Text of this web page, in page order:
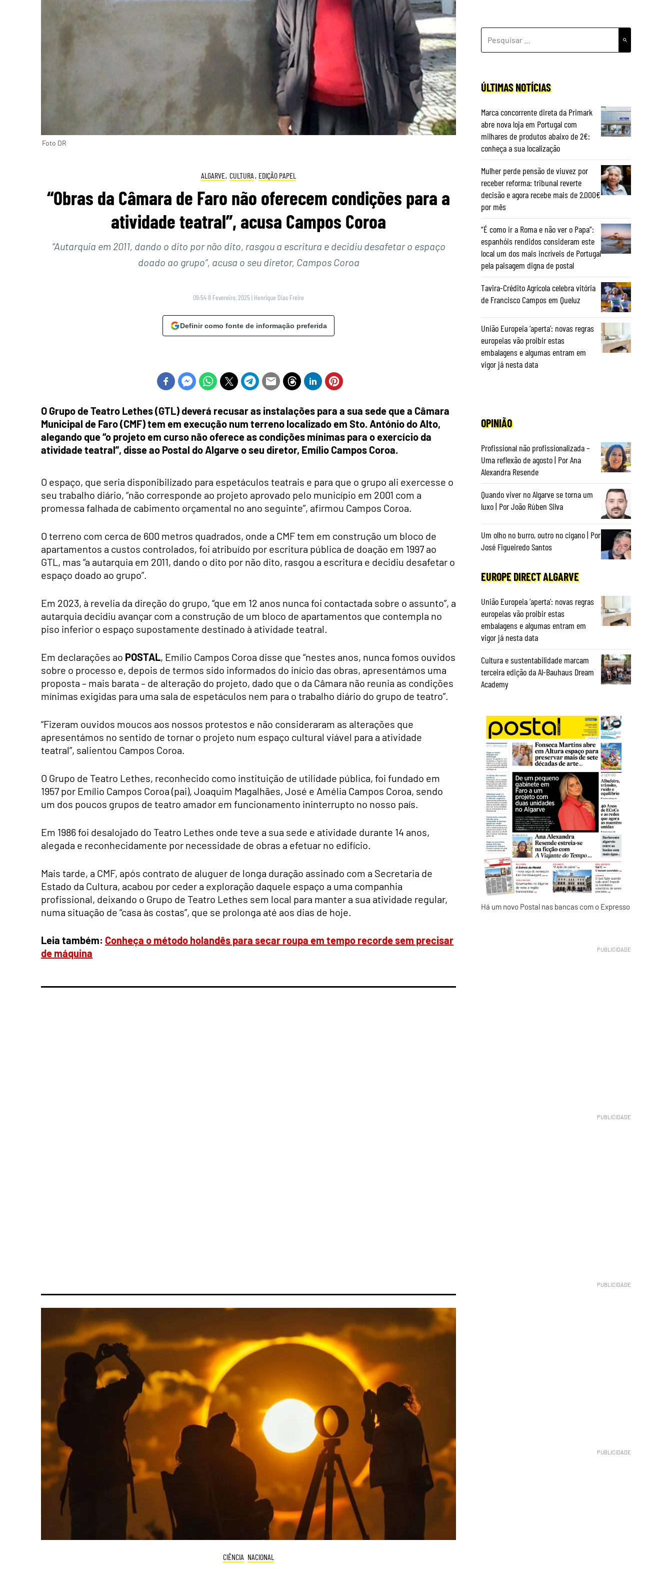
Foto DR
ALGARVE, CULTURA , EDIÇÃO PAPEL
“Obras da Câmara de Faro não oferecem condições para a
atividade teatral”, acusa Campos Coroa
“Autarquia em 2011, dando o dito por não dito, rasgou a escritura e decidiu desafetar o espaço
doado ao grupo”, acusa o seu diretor, Campos Coroa
09:54 8 Fevereiro, 2025 | Henrique Dias Freire
Definir como fonte de informação preferida
O Grupo de Teatro Lethes (GTL) deverá recusar as instalações para a sua sede que a Câmara
Municipal de Faro (CMF) tem em execução num terreno localizado em Sto. António do Alto,
alegando que “o projeto em curso não oferece as condições mínimas para o exercício da
atividade teatral”, disse ao Postal do Algarve o seu diretor, Emílio Campos Coroa.
O espaço, que seria disponibilizado para espetáculos teatrais e para que o grupo ali exercesse o
seu trabalho diário, “não corresponde ao projeto aprovado pelo município em 2001 com a
promessa falhada de cabimento orçamental no ano seguinte”, afirmou Campos Coroa.
O terreno com cerca de 600 metros quadrados, onde a CMF tem em construção um bloco de
apartamentos a custos controlados, foi atribuído por escritura pública de doação em 1997 ao
GTL, mas “a autarquia em 2011, dando o dito por não dito, rasgou a escritura e decidiu desafetar o
espaço doado ao grupo”.
Em 2023, à revelia da direção do grupo, “que em 12 anos nunca foi contactada sobre o assunto”, a
autarquia decidiu avançar com a construção de um bloco de apartamentos que contempla no
piso inferior o espaço supostamente destinado à atividade teatral.
Em declarações ao POSTAL, Emílio Campos Coroa disse que “nestes anos, nunca fomos ouvidos
sobre o processo e, depois de termos sido informados do início das obras, apresentámos uma
proposta – mais barata – de alteração do projeto, dado que o da Câmara não reunia as condições
mínimas exigidas para uma sala de espetáculos nem para o trabalho diário do grupo de teatro”.
“Fizeram ouvidos moucos aos nossos protestos e não consideraram as alterações que
apresentámos no sentido de tornar o projeto num espaço cultural viável para a atividade
teatral”, salientou Campos Coroa.
O Grupo de Teatro Lethes, reconhecido como instituição de utilidade pública, foi fundado em
1957 por Emílio Campos Coroa (pai), Joaquim Magalhães, José e Amélia Campos Coroa, sendo
um dos poucos grupos de teatro amador em funcionamento ininterrupto no nosso país.
Em 1986 foi desalojado do Teatro Lethes onde teve a sua sede e atividade durante 14 anos,
alegada e reconhecidamente por necessidade de obras a efetuar no edifício.
Mais tarde, a CMF, após contrato de aluguer de longa duração assinado com a Secretaria de
Estado da Cultura, acabou por ceder a exploração daquele espaço a uma companhia
profissional, deixando o Grupo de Teatro Lethes sem local para manter a sua atividade regular,
numa situação de “casa às costas”, que se prolonga até aos dias de hoje.
Leia também: Conheça o método holandês para secar roupa em tempo recorde sem precisar
de máquina
CIÊNCIA NACIONAL
POR:
ÚLTIMAS NOTÍCIAS
Marca concorrente direta da Primark
abre nova loja em Portugal com
milhares de produtos abaixo de 2€:
conheça a sua localização
Mulher perde pensão de viuvez por
receber reforma: tribunal reverte
decisão e agora recebe mais de 2.000€
por mês
“É como ir a Roma e não ver o Papa”:
espanhóis rendidos consideram este
local um dos mais incríveis de Portugal
pela paisagem digna de postal
Tavira-Crédito Agrícola celebra vitória
de Francisco Campos em Queluz
União Europeia ‘aperta’: novas regras
europeias vão proibir estas
embalagens e algumas entram em
vigor já nesta data
OPINIÃO
Profissional não profissionalizada –
Uma reflexão de agosto | Por Ana
Alexandra Resende
Quando viver no Algarve se torna um
luxo | Por João Rúben Silva
Um olho no burro, outro no cigano | Por
José Figueiredo Santos
EUROPE DIRECT ALGARVE
União Europeia ‘aperta’: novas regras
europeias vão proibir estas
embalagens e algumas entram em
vigor já nesta data
Cultura e sustentabilidade marcam
terceira edição da Al-Bauhaus Dream
Academy
Há um novo Postal nas bancas com o Expresso